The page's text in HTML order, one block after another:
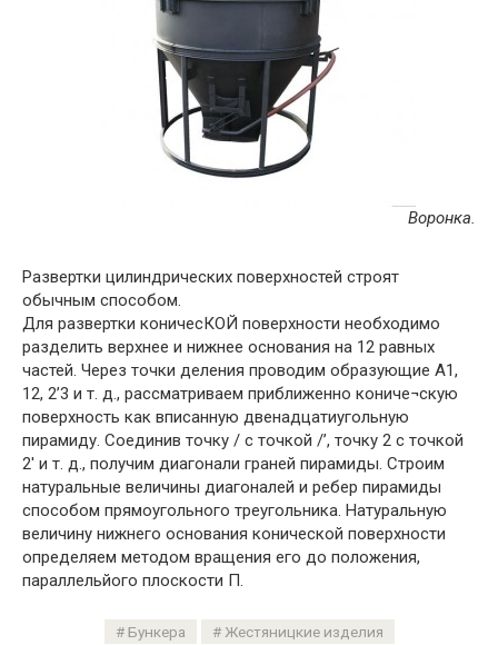
Воронка.
Развертки цилиндрических поверхностей строят
обычным способом.
Для развертки коничесКОЙ поверхности необходимо
разделить верхнее и нижнее основания на 12 равных
частей. Через точки деления проводим образующие А1,
12, 2’3 и т. д., рассматриваем приближенно кониче¬скую
поверхность как вписанную двенадцатиугольную
пирамиду. Соединив точку / с точкой /’, точку 2 с точкой
2′ и т. д., получим диагонали граней пирамиды. Строим
натуральные величины диагоналей и ребер пирамиды
способом прямоугольного треугольника. Натуральную
величину нижнего основания конической поверхности
определяем методом вращения его до положения,
параллельйого плоскости П.
Бункера Жестяницкие изделия